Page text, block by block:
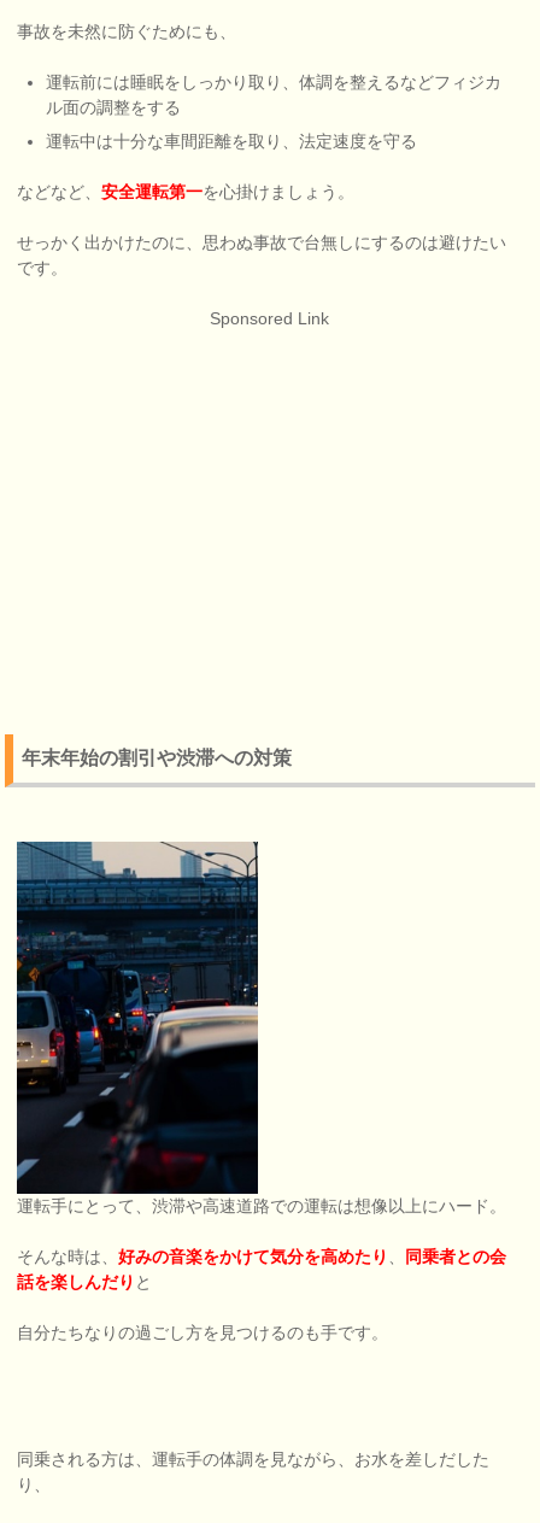
事故を未然に防ぐためにも、
運転前には睡眠をしっかり取り、体調を整えるなどフィジカ
ル面の調整をする
運転中は十分な車間距離を取り、法定速度を守る
などなど、安全運転第一を心掛けましょう。
せっかく出かけたのに、思わぬ事故で台無しにするのは避けたい
です。
Sponsored Link
年末年始の割引や渋滞への対策
運転手にとって、渋滞や高速道路での運転は想像以上にハード。
そんな時は、好みの音楽をかけて気分を高めたり
同乗者との会
話を楽しんだり と
自分たちなりの過ごし方を見つけるのも手です。
同乗される方は、運転手の体調を見ながら、お水を差しだした
り、